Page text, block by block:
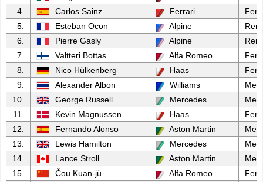
4.
Carlos Sainz Ferrari
5.
Esteban Ocon Alpine
6.
Pierre Gasly Alpine
7.
Valtteri Bottas Alfa Romeo
8.
Nico Hülkenberg Haas
9.
Alexander Albon Williams
10.
George Russell Mercedes
11.
Kevin Magnussen Haas
12.
Fernando Alonso Aston Martin
13.
Lewis Hamilton Mercedes
14.
Lance Stroll Aston Martin
15.
Čou Kuan-jü Alfa Romeo